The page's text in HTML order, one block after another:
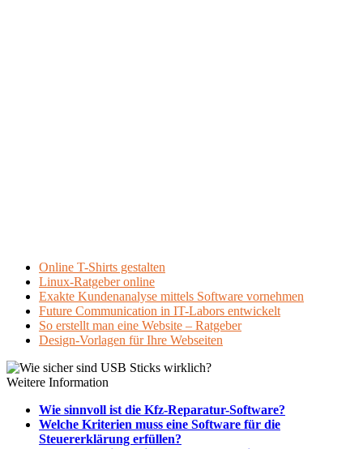
Online T-Shirts gestalten
Linux-Ratgeber online
Exakte Kundenanalyse mittels Software vornehmen
Future Communication in IT-Labors entwickelt
So erstellt man eine Website – Ratgeber
Design-Vorlagen für Ihre Webseiten
Weitere Information
Wie sinnvoll ist die Kfz-Reparatur-Software?
Welche Kriterien muss eine Software für die
Steuererklärung erfüllen?